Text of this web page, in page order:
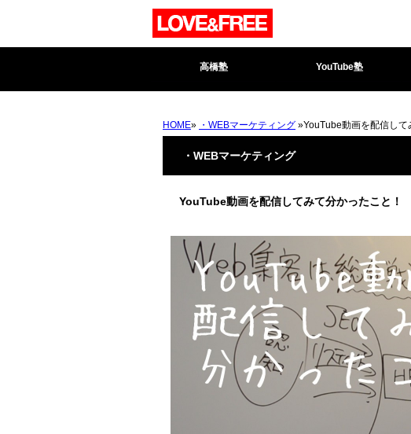
高橋塾 YouTube塾
HOME» ・WEBマーケティング »YouTube動画を配信して
・WEBマーケティング
YouTube動画を配信してみて分かったこと！